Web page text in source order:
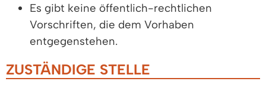
Es gibt keine öffentlich-rechtlichen
Vorschriften, die dem Vorhaben
entgegenstehen.
ZUSTÄNDIGE STELLE